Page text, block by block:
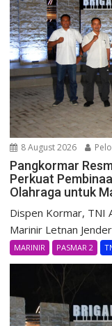
8 August 2026
Pangkormar
Perkuat
Olahraga untuk
Dispen Kormar, TNI
Marinir Letnan
MARINIR PASMAR 2